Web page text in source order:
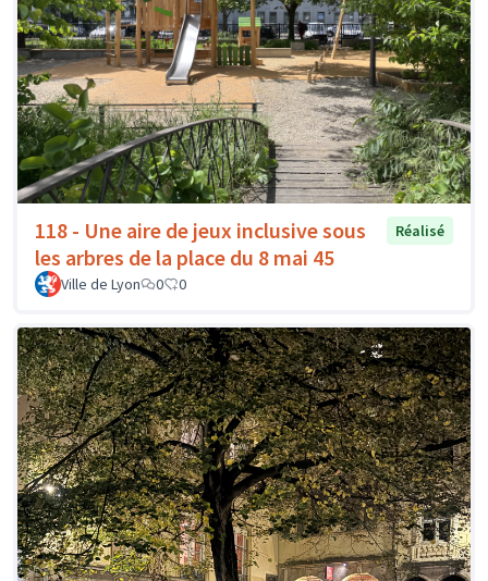
118 - Une aire de jeux inclusive sous
les arbres de la place du 8 mai 45
Réalisé
Ville de Lyon 0 0